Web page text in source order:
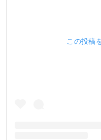
この投稿